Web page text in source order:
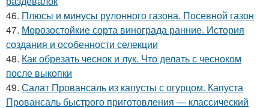
46. Плюсы и минусы рулонного газона. Посевной газон
47. Морозостойкие сорта винограда ранние. История
создания и особенности селекции
48. Как обрезать чеснок и лук. Что делать с чесноком
после выкопки
49. Салат Провансаль из капусты с огурцом. Капуста
Провансаль быстрого приготовления — классический